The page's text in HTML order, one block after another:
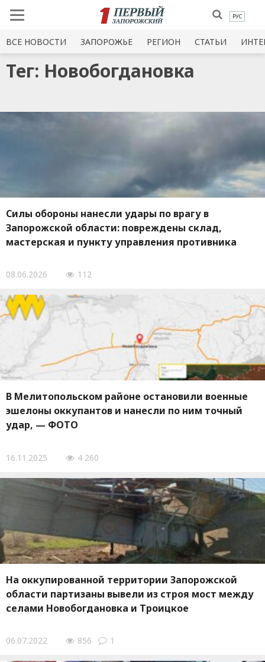
РУС
ВСЕ НОВОСТИ ЗАПОРОЖЬЕ РЕГИОН СТАТЬИ
Тег: Новобогдановка
Силы обороны нанесли удары по врагу в
Запорожской области: повреждены склад,
мастерская и пункту управления противника
08.06.2026 112
В Мелитопольском районе остановили военные
эшелоны оккупантов и нанесли по ним точный
удар, — ФОТО
16.11.2025 4 260
На оккупированной территории Запорожской
области партизаны вывели из строя мост между
селами Новобогдановка и Троицкое
06.07.2022 856 1